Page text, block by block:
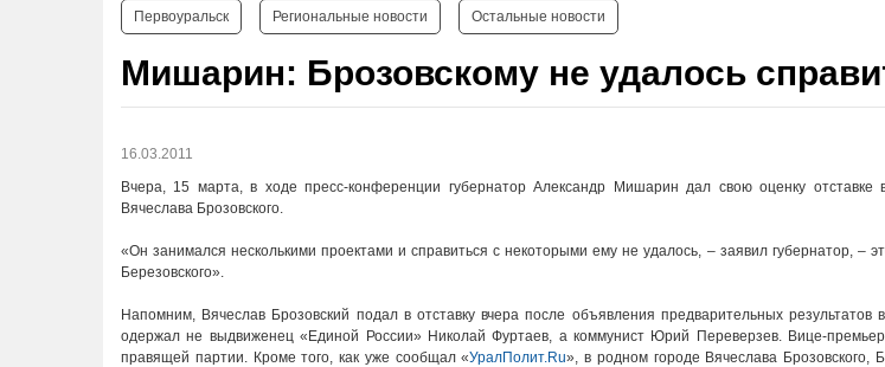
Первоуральск Региональные новости Остальные новости
Мишарин: Брозовскому не удалось
16.03.2011
Вчера, 15 марта, в ходе пресс-конференции губернатор Александр Мишарин дал свою оценку отставке
Вячеслава Брозовского.
«Он занимался несколькими проектами и справиться с некоторыми ему не удалось, – заявил губернатор, –
Березовского».
Напомним, Вячеслав Брозовский подал в отставку вчера после объявления предварительных результатов
одержал не выдвиженец «Единой России» Николай Фуртаев, а коммунист Юрий Переверзев. Вице-
правящей партии. Кроме того, как уже сообщал «УралПолит.Ru», в родном городе Вячеслава Брозовского,